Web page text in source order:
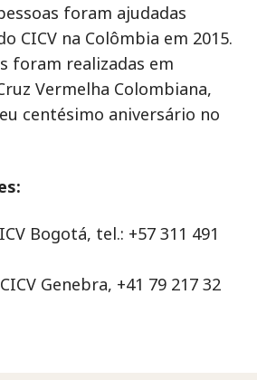
foram ajudadas
CICV na Colômbia em 2015.
foram realizadas em
Vermelha Colombiana,
centésimo aniversário no
Bogotá, tel.: +57 311 491
Genebra, +41 79 217 32